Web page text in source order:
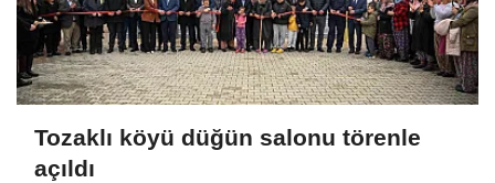
Tozaklı köyü düğün salonu törenle
açıldı